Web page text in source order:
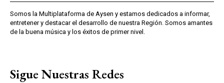
Somos la Multiplataforma de Aysen y estamos dedicados a informar,
entretener y destacar el desarrollo de nuestra Región. Somos amantes
de la buena música y los éxitos de primer nivel.
Sigue Nuestras Redes